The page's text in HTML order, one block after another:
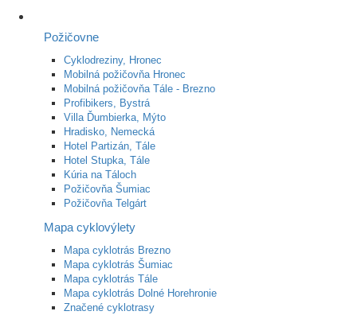
Požičovne
Cyklodreziny, Hronec
Mobilná požičovňa Hronec
Mobilná požičovňa Tále - Brezno
Profibikers, Bystrá
Villa Ďumbierka, Mýto
Hradisko, Nemecká
Hotel Partizán, Tále
Hotel Stupka, Tále
Kúria na Táloch
Požičovňa Šumiac
Požičovňa Telgárt
Mapa cyklovýlety
Mapa cyklotrás Brezno
Mapa cyklotrás Šumiac
Mapa cyklotrás Tále
Mapa cyklotrás Dolné Horehronie
Značené cyklotrasy